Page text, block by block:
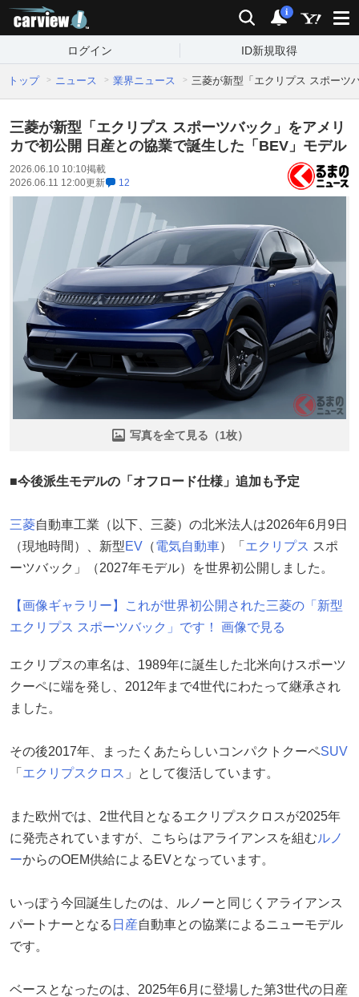
検索 通知
i
ログイン ID新規取得
トップ ニュース 業界ニュース 三菱が新型「エクリプス スポーツ
三菱が新型「エクリプス スポーツバック」をアメリ
カで初公開 日産との協業で誕生した「BEV」モデル
2026.06.10 10:10掲載
2026.06.11 12:00更新 12
写真を全て見る（1枚）
■今後派生モデルの「オフロード仕様」追加も予定
三菱自動車工業（以下、三菱）の北米法人は2026年6月9日
（現地時間）、新型EV （電気自動車）「 エクリプス スポ
ーツバック」（2027年モデル）を世界初公開しました。
【画像ギャラリー】これが世界初公開された三菱の「新型
エクリプス スポーツバック」です！ 画像で見る
エクリプスの車名は、1989年に誕生した北米向けスポーツ
クーペに端を発し、2012年まで4世代にわたって継承され
ました。
その後2017年、まったくあたらしいコンパクトクーペSUV
「 エクリプスクロス 」として復活しています。
また欧州では、2世代目となるエクリプスクロスが2025年
に発売されていますが、こちらはアライアンスを組むルノ
ーからのOEM供給によるEVとなっています。
いっぽう今回誕生したのは、ルノーと同じくアライアンス
パートナーとなる 日産自動車との協業によるニューモデル
です。
ベースとなったのは、2025年6月に登場した第3世代の日産